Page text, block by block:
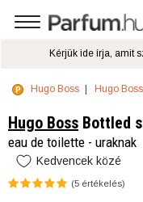
Hugo Boss Hugo
Hugo Boss Bottled
eau de toilette - uraknak
Kedvencek közé
(5 értékelés)